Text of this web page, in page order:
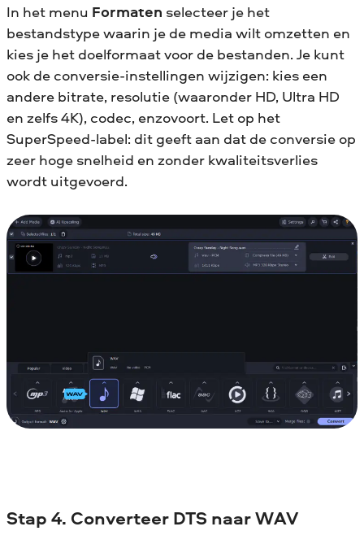
In het menu Formaten selecteer je het
bestandstype waarin je de media wilt omzetten en
kies je het doelformaat voor de bestanden. Je kunt
ook de conversie-instellingen wijzigen: kies een
andere bitrate, resolutie (waaronder HD, Ultra HD
en zelfs 4K), codec, enzovoort. Let op het
SuperSpeed-label: dit geeft aan dat de conversie op
zeer hoge snelheid en zonder kwaliteitsverlies
wordt uitgevoerd.
Stap 4. Converteer DTS naar WAV